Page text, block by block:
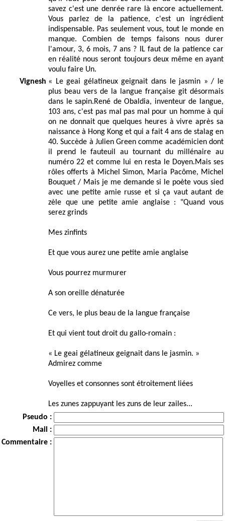
savez c'est une denrée rare là encore actuellement.
Vous parlez de la patience, c'est un ingrédient
indispensable. Pas seulement vous, tout le monde en
manque. Combien de temps faisons nous durer
l'amour, 3, 6 mois, 7 ans ? IL faut de la patience car
en réalité nous seront toujours deux même en ayant
voulu faire Un.
Vignesh « Le geai gélatineux geignait dans le jasmin » / le
plus beau vers de la langue française git désormais
dans le sapin.René de Obaldia, inventeur de langue,
103 ans, c'est pas mal pas mal pour un homme à qui
on ne donnait que quelques heures à vivre après sa
naissance à Hong Kong et qui a fait 4 ans de stalag en
40. Succède à Julien Green comme académicien dont
il prend le fauteuil au tournant du millénaire au
numéro 22 et comme lui en resta le Doyen.Mais ses
rôles offerts à Michel Simon, Maria Pacôme, Michel
Bouquet / Mais je me demande si le poète vous sied
avec une petite amie russe et si ça vaut autant de
zèle que une petite amie anglaise : "Quand vous
serez grinds
Mes zinfints
Et que vous aurez une petite amie anglaise
Vous pourrez murmurer
A son oreille dénaturée
Ce vers, le plus beau de la langue française
Et qui vient tout droit du gallo-romain :
« Le geai gélatineux geignait dans le jasmin. »
Admirez comme
Voyelles et consonnes sont étroitement liées
Les zunes zappuyant les zuns de leur zailes...
Pseudo :
Mail :
Commentaire :